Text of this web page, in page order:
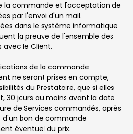
la commande et l'acceptation de
par l'envoi d'un mail.
dans le système informatique
la preuve de l'ensemble des
avec le Client.
de la commande
ne seront prises en compte,
du Prestataire, que si elles
30 jours au moins avant la date
de Services commandés, après
d'un bon de commande
éventuel du prix.